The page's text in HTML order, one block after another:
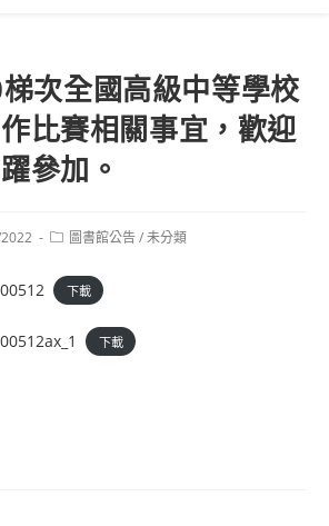
次全國高級中等學校
比賽相關事宜，歡迎
參加。
Post圖書館公告/未分類
下載
下載